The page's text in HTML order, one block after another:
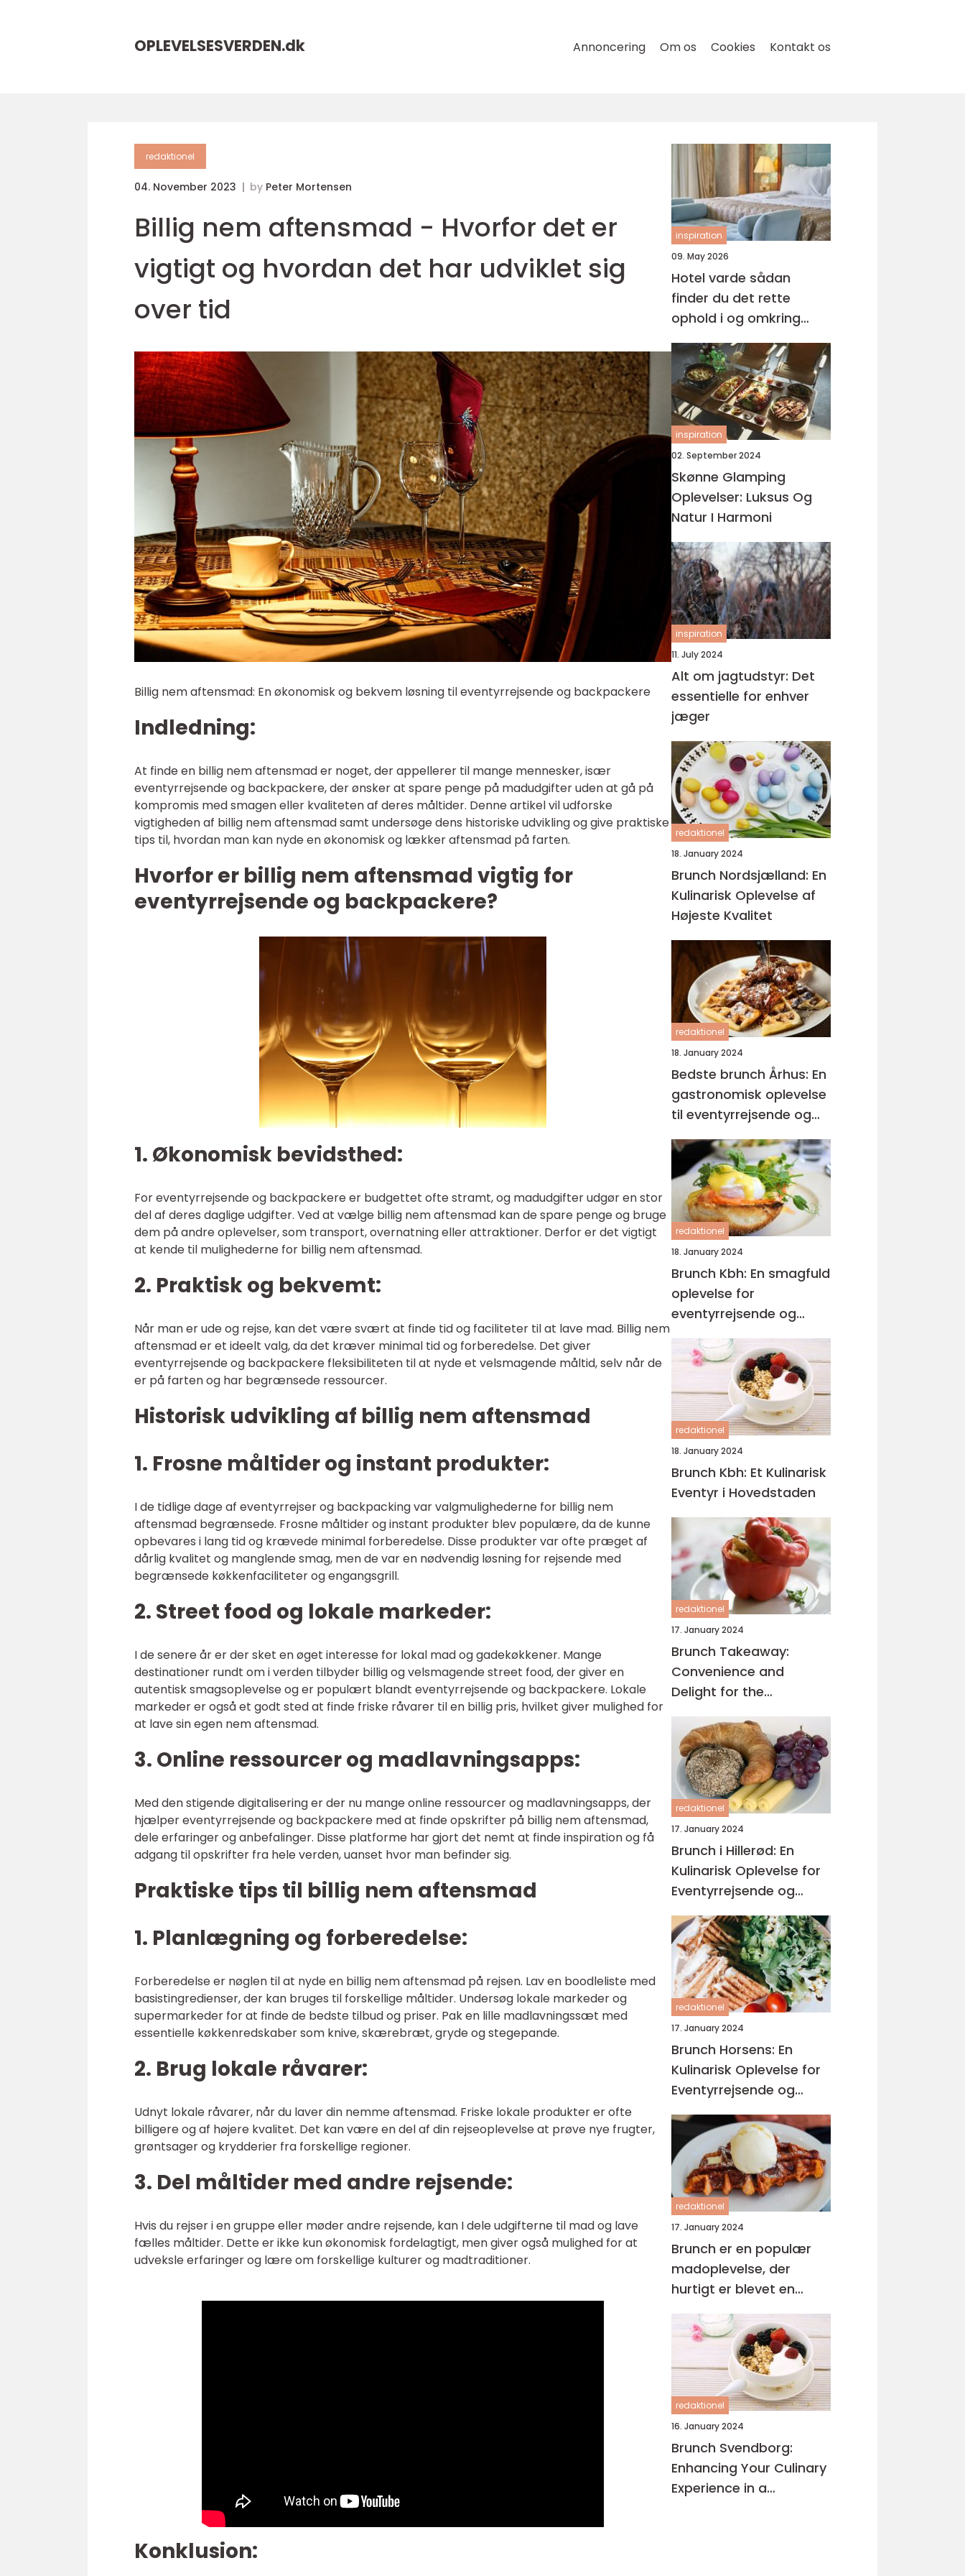
OPLEVELSESVERDEN.dk Annoncering Om os Cookies Kontakt os
redaktionel
04. November 2023 by Peter Mortensen
Billig nem aftensmad - Hvorfor det er
vigtigt og hvordan det har udviklet sig
over tid
Billig nem aftensmad: En økonomisk og bekvem løsning til eventyrrejsende og backpackere
Indledning:
At finde en billig nem aftensmad er noget, der appellerer til mange mennesker, især
eventyrrejsende og backpackere, der ønsker at spare penge på madudgifter uden at gå på
kompromis med smagen eller kvaliteten af deres måltider. Denne artikel vil udforske
vigtigheden af billig nem aftensmad samt undersøge dens historiske udvikling og give praktiske
tips til, hvordan man kan nyde en økonomisk og lækker aftensmad på farten.
Hvorfor er billig nem aftensmad vigtig for
eventyrrejsende og backpackere?
1. Økonomisk bevidsthed:
For eventyrrejsende og backpackere er budgettet ofte stramt, og madudgifter udgør en stor
del af deres daglige udgifter. Ved at vælge billig nem aftensmad kan de spare penge og bruge
dem på andre oplevelser, som transport, overnatning eller attraktioner. Derfor er det vigtigt
at kende til mulighederne for billig nem aftensmad.
2. Praktisk og bekvemt:
Når man er ude og rejse, kan det være svært at finde tid og faciliteter til at lave mad. Billig nem
aftensmad er et ideelt valg, da det kræver minimal tid og forberedelse. Det giver
eventyrrejsende og backpackere fleksibiliteten til at nyde et velsmagende måltid, selv når de
er på farten og har begrænsede ressourcer.
Historisk udvikling af billig nem aftensmad
1. Frosne måltider og instant produkter:
I de tidlige dage af eventyrrejser og backpacking var valgmulighederne for billig nem
aftensmad begrænsede. Frosne måltider og instant produkter blev populære, da de kunne
opbevares i lang tid og krævede minimal forberedelse. Disse produkter var ofte præget af
dårlig kvalitet og manglende smag, men de var en nødvendig løsning for rejsende med
begrænsede køkkenfaciliteter og engangsgrill.
2. Street food og lokale markeder:
I de senere år er der sket en øget interesse for lokal mad og gadekøkkener. Mange
destinationer rundt om i verden tilbyder billig og velsmagende street food, der giver en
autentisk smagsoplevelse og er populært blandt eventyrrejsende og backpackere. Lokale
markeder er også et godt sted at finde friske råvarer til en billig pris, hvilket giver mulighed for
at lave sin egen nem aftensmad.
3. Online ressourcer og madlavningsapps:
Med den stigende digitalisering er der nu mange online ressourcer og madlavningsapps, der
hjælper eventyrrejsende og backpackere med at finde opskrifter på billig nem aftensmad,
dele erfaringer og anbefalinger. Disse platforme har gjort det nemt at finde inspiration og få
adgang til opskrifter fra hele verden, uanset hvor man befinder sig.
Praktiske tips til billig nem aftensmad
1. Planlægning og forberedelse:
Forberedelse er nøglen til at nyde en billig nem aftensmad på rejsen. Lav en boodleliste med
basistingredienser, der kan bruges til forskellige måltider. Undersøg lokale markeder og
supermarkeder for at finde de bedste tilbud og priser. Pak en lille madlavningssæt med
essentielle køkkenredskaber som knive, skærebræt, gryde og stegepande.
2. Brug lokale råvarer:
Udnyt lokale råvarer, når du laver din nemme aftensmad. Friske lokale produkter er ofte
billigere og af højere kvalitet. Det kan være en del af din rejseoplevelse at prøve nye frugter,
grøntsager og krydderier fra forskellige regioner.
3. Del måltider med andre rejsende:
Hvis du rejser i en gruppe eller møder andre rejsende, kan I dele udgifterne til mad og lave
fælles måltider. Dette er ikke kun økonomisk fordelagtigt, men giver også mulighed for at
udveksle erfaringer og lære om forskellige kulturer og madtraditioner.
Konklusion:
inspiration
09. May 2026
Hotel varde sådan
finder du det rette
ophold i og omkring
varde
inspiration
02. September 2024
Skønne Glamping
Oplevelser: Luksus Og
Natur I Harmoni
inspiration
11. July 2024
Alt om jagtudstyr: Det
essentielle for enhver
jæger
redaktionel
18. January 2024
Brunch Nordsjælland: En
Kulinarisk Oplevelse af
Højeste Kvalitet
redaktionel
18. January 2024
Bedste brunch Århus: En
gastronomisk oplevelse
til eventyrrejsende og
backpackere
redaktionel
18. January 2024
Brunch Kbh: En smagfuld
oplevelse for
eventyrrejsende og
backpackere
redaktionel
18. January 2024
Brunch Kbh: Et Kulinarisk
Eventyr i Hovedstaden
redaktionel
17. January 2024
Brunch Takeaway:
Convenience and
Delight for the
Adventurous Traveler
redaktionel
17. January 2024
Brunch i Hillerød: En
Kulinarisk Oplevelse for
Eventyrrejsende og
Backpackere
redaktionel
17. January 2024
Brunch Horsens: En
Kulinarisk Oplevelse for
Eventyrrejsende og
Backpackere
redaktionel
17. January 2024
Brunch er en populær
madoplevelse, der
hurtigt er blevet en
favorit blandt mange
mennesker
redaktionel
16. January 2024
Brunch Svendborg:
Enhancing Your Culinary
Experience in a